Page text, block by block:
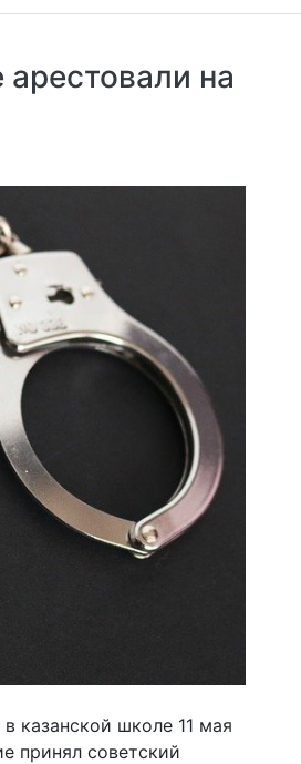
на
казанской школе 11 мая
принял советский